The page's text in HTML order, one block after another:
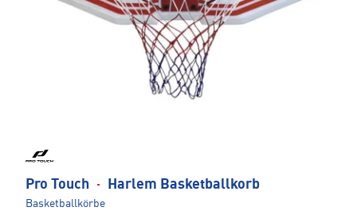
Pro Touch · Harlem Basketballkorb
Basketballkörbe